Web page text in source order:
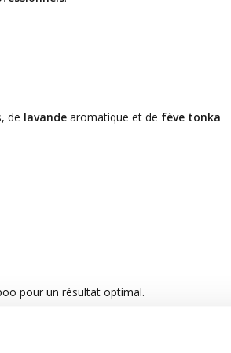
de lavande aromatique et de fève tonka
pour un résultat optimal.